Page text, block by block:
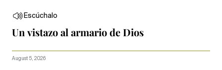
Escúchalo
Un vistazo al armario de Dios
August 5, 2026